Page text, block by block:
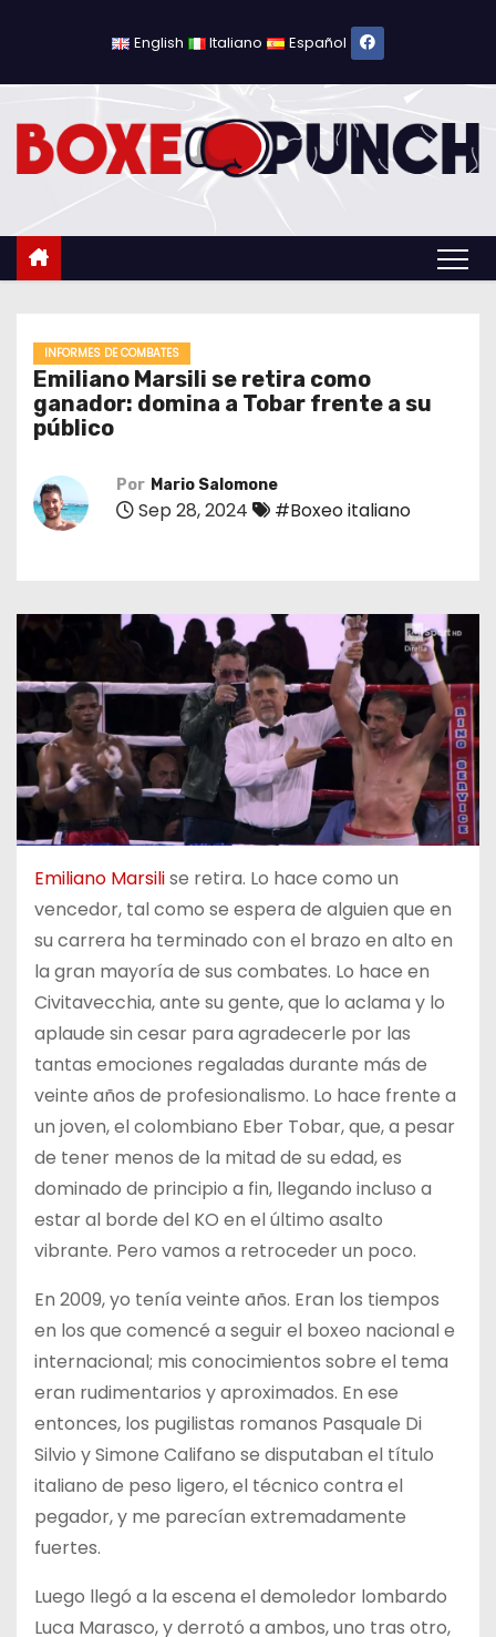
l
English Italiano Español
INFORMES DE COMBATES
Emiliano Marsili se retira como
ganador: domina a Tobar frente a su
público
Por Mario Salomone
Sep 28, 2024 #Boxeo italiano
Emiliano Marsilise retira. Lo hace como un
vencedor, tal como se espera de alguien que en
su carrera ha terminado con el brazo en alto en
la gran mayoría de sus combates. Lo hace en
Civitavecchia, ante su gente, que lo aclama y lo
aplaude sin cesar para agradecerle por las
tantas emociones regaladas durante más de
veinte años de profesionalismo. Lo hace frente a
un joven, el colombiano Eber Tobar, que, a pesar
de tener menos de la mitad de su edad, es
dominado de principio a fin, llegando incluso a
estar al borde del KO en el último asalto
vibrante. Pero vamos a retroceder un poco.
En 2009, yo tenía veinte años. Eran los tiempos
en los que comencé a seguir el boxeo nacional e
internacional; mis conocimientos sobre el tema
eran rudimentarios y aproximados. En ese
entonces, los pugilistas romanos Pasquale Di
Silvio y Simone Califano se disputaban el título
italiano de peso ligero, el técnico contra el
pegador, y me parecían extremadamente
fuertes.
Luego llegó a la escena el demoledor lombardo
Luca Marasco, y derrotó a ambos, uno tras otro,